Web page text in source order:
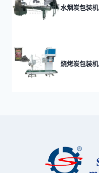
水烟炭包装机
烧烤炭包装机